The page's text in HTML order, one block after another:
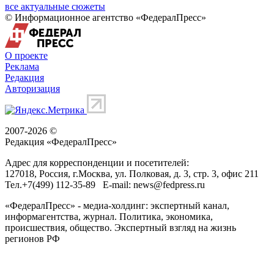
все актуальные сюжеты
© Информационное агентство «ФедералПресс»
О проекте
Реклама
Редакция
Авторизация
2007-2026 ©
Редакция «ФедералПресс»
Адрес для корреспонденции и посетителей:
127018, Россия, г.Москва, ул. Полковая, д. 3, стр. 3, офис 211
Тел.+7(499) 112-35-89 E-mail: news@fedpress.ru
«ФедералПресс» - медиа-холдинг: экспертный канал,
информагентства, журнал. Политика, экономика,
происшествия, общество. Экспертный взгляд на жизнь
регионов РФ